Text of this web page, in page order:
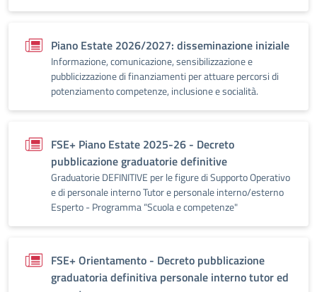
Piano Estate 2026/2027: disseminazione iniziale
Informazione, comunicazione, sensibilizzazione e
pubblicizzazione di finanziamenti per attuare percorsi di
potenziamento competenze, inclusione e socialità.
FSE+ Piano Estate 2025-26 - Decreto
pubblicazione graduatorie definitive
Graduatorie DEFINITIVE per le figure di Supporto Operativo
e di personale interno Tutor e personale interno/esterno
Esperto - Programma “Scuola e competenze"
FSE+ Orientamento - Decreto pubblicazione
graduatoria definitiva personale interno tutor ed